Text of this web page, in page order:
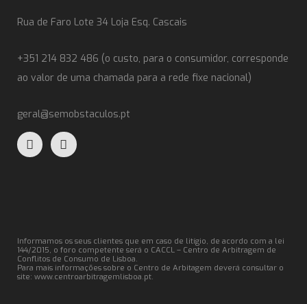
Rua de Faro Lote 34 Loja Esq. Cascais
+351 214 832 486 (o custo, para o consumidor, corresponde
ao valor de uma chamada para a rede fixe nacional)
geral@semobstaculos.pt
Informamos os seus clientes que em caso de litígio, de acordo com a lei
144/2015, o foro competente será o CACCL – Centro de Arbitragem de
Conflitos de Consumo de Lisboa.
Para mais informações sobre o Centro de Arbitagem deverá consultar o
site: www.centroarbitragemlisboa.pt.